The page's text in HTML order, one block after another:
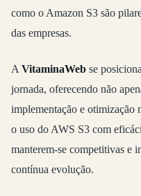
como o Amazon S3 são
das empresas.
AVitaminaWeb se
jornada, oferecendo não
implementação e otimização
o uso do AWS S3 com
manterem-se competitivas e
contínua evolução.